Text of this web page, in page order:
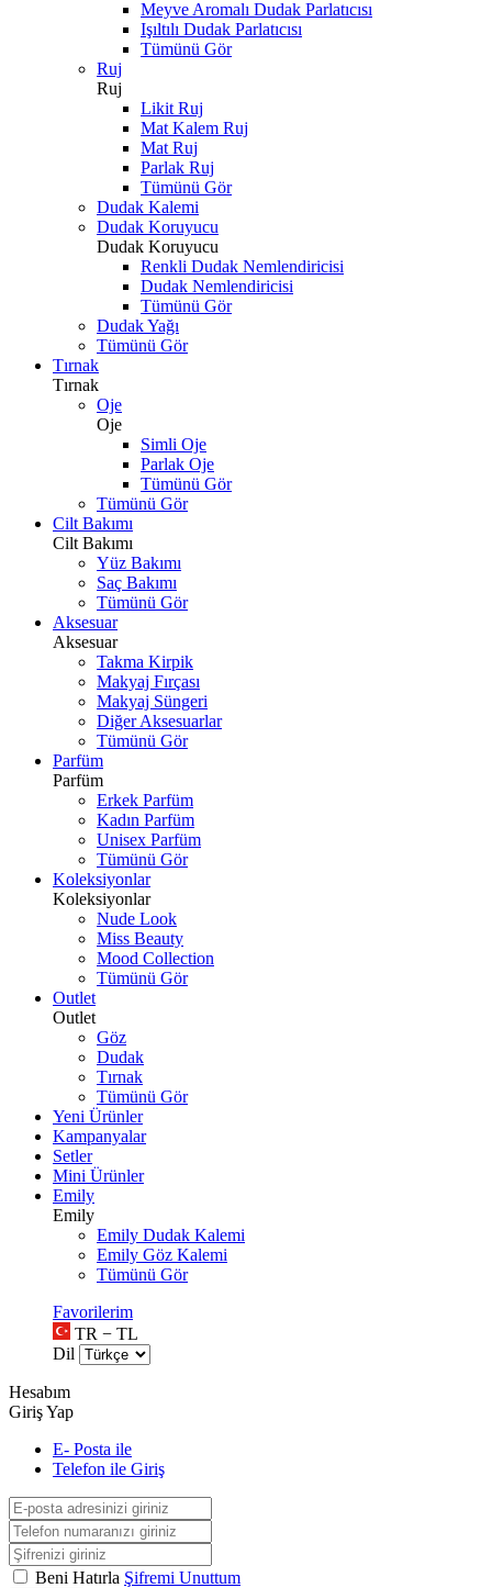
Meyve Aromalı Dudak Parlatıcısı
Işıltılı Dudak Parlatıcısı
Tümünü Gör
Ruj
Ruj
Likit Ruj
Mat Kalem Ruj
Mat Ruj
Parlak Ruj
Tümünü Gör
Dudak Kalemi
Dudak Koruyucu
Dudak Koruyucu
Renkli Dudak Nemlendiricisi
Dudak Nemlendiricisi
Tümünü Gör
Dudak Yağı
Tümünü Gör
Tırnak
Tırnak
Oje
Oje
Simli Oje
Parlak Oje
Tümünü Gör
Tümünü Gör
Cilt Bakımı
Cilt Bakımı
Yüz Bakımı
Saç Bakımı
Tümünü Gör
Aksesuar
Aksesuar
Takma Kirpik
Makyaj Fırçası
Makyaj Süngeri
Diğer Aksesuarlar
Tümünü Gör
Parfüm
Parfüm
Erkek Parfüm
Kadın Parfüm
Unisex Parfüm
Tümünü Gör
Koleksiyonlar
Koleksiyonlar
Nude Look
Miss Beauty
Mood Collection
Tümünü Gör
Outlet
Outlet
Göz
Dudak
Tırnak
Tümünü Gör
Yeni Ürünler
Kampanyalar
Setler
Mini Ürünler
Emily
Emily
Emily Dudak Kalemi
Emily Göz Kalemi
Tümünü Gör
Favorilerim
TR − TL
Dil
Hesabım
Giriş Yap
E- Posta ile
Telefon ile Giriş
Beni Hatırla Şifremi Unuttum